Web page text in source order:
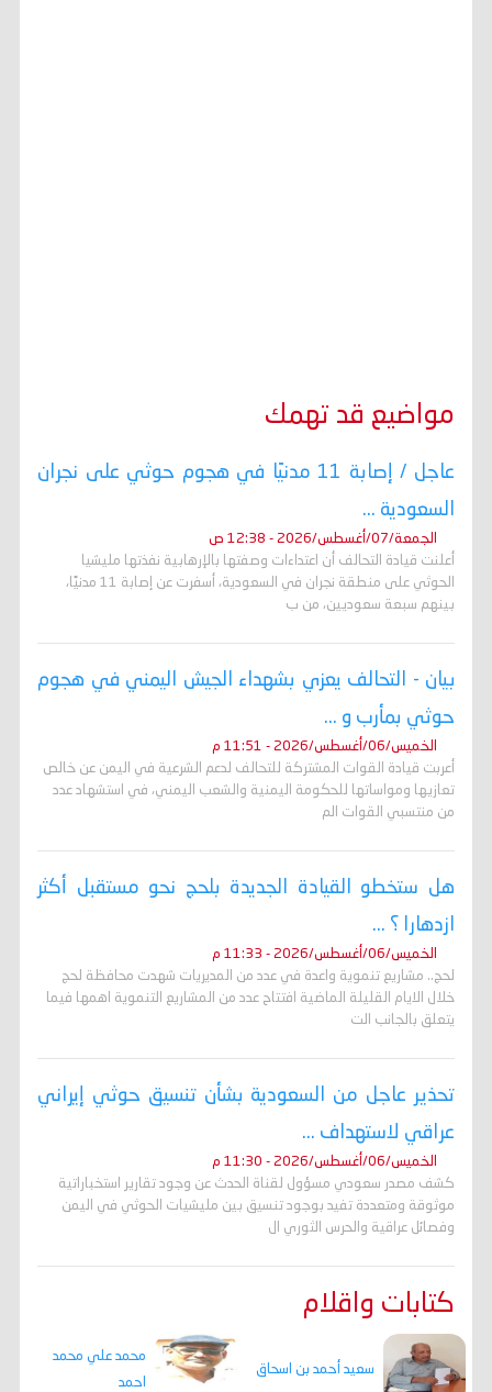
مواضيع قد تهمك
عاجل / إصابة 11 مدنيًا في هجوم حوثي على نجران
السعودية ...
الجمعة/07/أغسطس/2026 - 12:38 ص
أعلنت قيادة التحالف أن اعتداءات وصفتها بالإرهابية نفذتها مليشيا
الحوثي على منطقة نجران في السعودية، أسفرت عن إصابة 11 مدنيًا،
بينهم سبعة سعوديين، من ب
بيان - التحالف يعزي بشهداء الجيش اليمني في هجوم
حوثي بمأرب و ...
الخميس/06/أغسطس/2026 - 11:51 م
أعربت قيادة القوات المشتركة للتحالف لدعم الشرعية في اليمن عن خالص
تعازيها ومواساتها للحكومة اليمنية والشعب اليمني، في استشهاد عدد
من منتسبي القوات الم
هل ستخطو القيادة الجديدة بلحج نحو مستقبل أكثر
ازدهارا ؟ ...
الخميس/06/أغسطس/2026 - 11:33 م
لحج.. مشاريع تنموية واعدة في عدد من المديريات شهدت محافظة لحج
خلال الايام القليلة الماضية افتتاح عدد من المشاريع التنموية اهمها فيما
يتعلق بالجانب الت
تحذير عاجل من السعودية بشأن تنسيق حوثي إيراني
عراقي لاستهداف ...
الخميس/06/أغسطس/2026 - 11:30 م
كشف مصدر سعودي مسؤول لقناة الحدث عن وجود تقارير استخباراتية
موثوقة ومتعددة تفيد بوجود تنسيق بين مليشيات الحوثي في اليمن
وفصائل عراقية والحرس الثوري ال
كتابات واقلام
سعيد أحمد بن اسحاق
محمد علي محمد
احمد